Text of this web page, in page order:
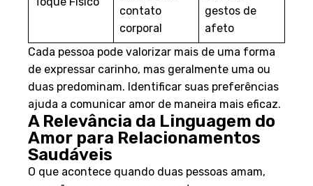
Toque Físico
contato
corporal
gestos de
afeto
Cada pessoa pode valorizar mais de uma forma
de expressar carinho, mas geralmente uma ou
duas predominam. Identificar suas preferências
ajuda a comunicar amor de maneira mais eficaz.
A Relevância da Linguagem do
Amor para Relacionamentos
Saudáveis
O que acontece quando duas pessoas amam,